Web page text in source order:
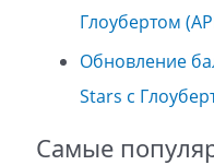
Глоубертом
Обновление
Stars с
Самые